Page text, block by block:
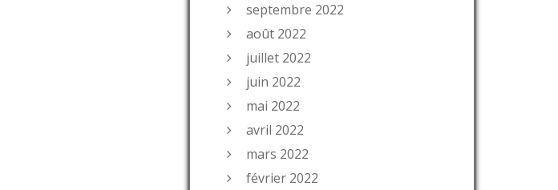
septembre 2022
août 2022
juillet 2022
juin 2022
mai 2022
avril 2022
mars 2022
février 2022